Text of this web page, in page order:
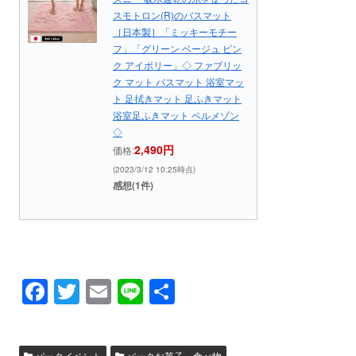
スモトロン(R)のバスマット
［日本製］「ミッキーモチー
フ」「グリーン ベージュ ピン
ク アイボリー」◇ ファブリッ
ク マット バスマット 浴室マッ
ト 足拭きマット 足ふきマット
浴室足ふきマット ベルメゾン
◇
価格:2,490円
(2023/3/12 10:25時点)
感想(1件)
F
a
c
T
wi
tt
E
m
ail
Li
n
e